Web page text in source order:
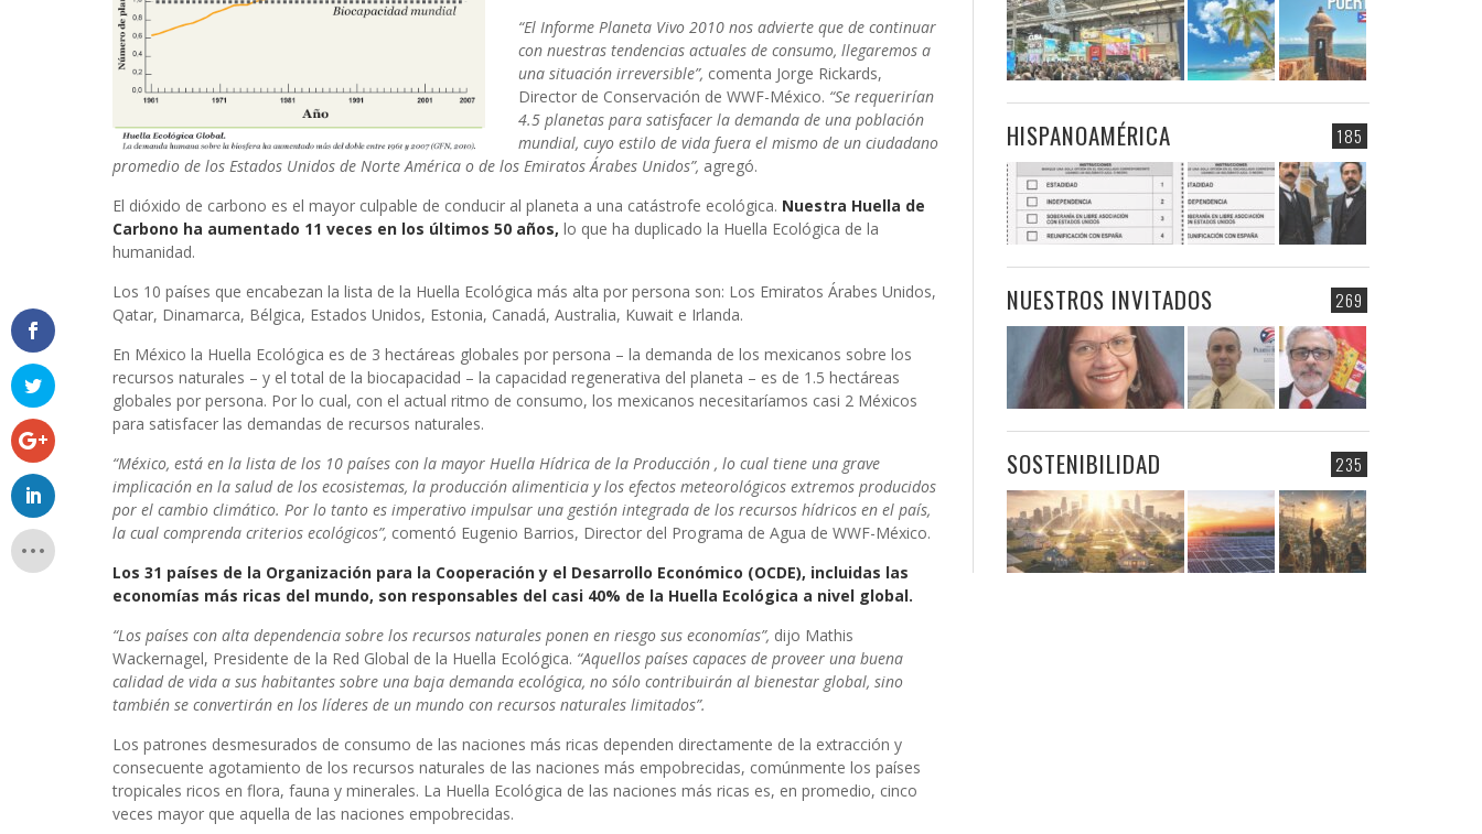
“El Informe Planeta Vivo 2010 nos advierte que de continuar
con nuestras tendencias actuales de consumo, llegaremos a
una situación irreversible”, comenta Jorge Rickards,
Director de Conservación de WWF-México. “Se requerirían
4.5 planetas para satisfacer la demanda de una población
mundial, cuyo estilo de vida fuera el mismo de un ciudadano
promedio de los Estados Unidos de Norte América o de los Emiratos Árabes Unidos”, agregó.
El dióxido de carbono es el mayor culpable de conducir al planeta a una catástrofe ecológica. Nuestra Huella de
Carbono ha aumentado 11 veces en los últimos 50 años, lo que ha duplicado la Huella Ecológica de la
humanidad.
Los 10 países que encabezan la lista de la Huella Ecológica más alta por persona son: Los Emiratos Árabes Unidos,
Qatar, Dinamarca, Bélgica, Estados Unidos, Estonia, Canadá, Australia, Kuwait e Irlanda.
En México la Huella Ecológica es de 3 hectáreas globales por persona – la demanda de los mexicanos sobre los
recursos naturales – y el total de la biocapacidad – la capacidad regenerativa del planeta – es de 1.5 hectáreas
globales por persona. Por lo cual, con el actual ritmo de consumo, los mexicanos necesitaríamos casi 2 Méxicos
para satisfacer las demandas de recursos naturales.
“México, está en la lista de los 10 países con la mayor Huella Hídrica de la Producción , lo cual tiene una grave
implicación en la salud de los ecosistemas, la producción alimenticia y los efectos meteorológicos extremos producidos
por el cambio climático. Por lo tanto es imperativo impulsar una gestión integrada de los recursos hídricos en el país,
la cual comprenda criterios ecológicos”, comentó Eugenio Barrios, Director del Programa de Agua de WWF-México.
Los 31 países de la Organización para la Cooperación y el Desarrollo Económico (OCDE), incluidas las
economías más ricas del mundo, son responsables del casi 40% de la Huella Ecológica a nivel global.
“Los países con alta dependencia sobre los recursos naturales ponen en riesgo sus economías”, dijo Mathis
Wackernagel, Presidente de la Red Global de la Huella Ecológica. “Aquellos países capaces de proveer una buena
calidad de vida a sus habitantes sobre una baja demanda ecológica, no sólo contribuirán al bienestar global, sino
también se convertirán en los líderes de un mundo con recursos naturales limitados”.
Los patrones desmesurados de consumo de las naciones más ricas dependen directamente de la extracción y
consecuente agotamiento de los recursos naturales de las naciones más empobrecidas, comúnmente los países
tropicales ricos en flora, fauna y minerales. La Huella Ecológica de las naciones más ricas es, en promedio, cinco
veces mayor que aquella de las naciones empobrecidas.
185
HISPANOAMÉRICA
269
NUESTROS INVITADOS
235
SOSTENIBILIDAD